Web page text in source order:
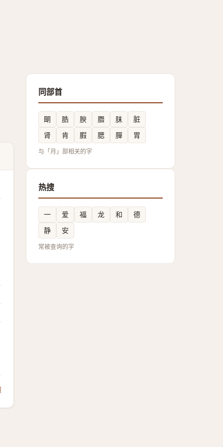
同部首
朙 㬶 腴 䐶 䏞
脏
肾
肯 腵 腮 䐷 胃
与「月」部相关的字
热搜
一 爱 福 龙 和
德
静
安
常被查询的字